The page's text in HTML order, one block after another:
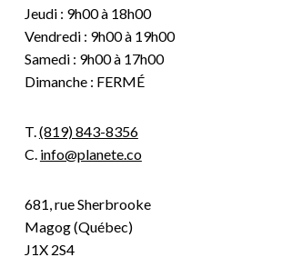
Jeudi : 9h00 à 18h00
Vendredi : 9h00 à 19h00
Samedi : 9h00 à 17h00
Dimanche : FERMÉ
T.(819) 843-8356
C. info@planete.co
681, rue Sherbrooke
Magog (Québec)
J1X 2S4